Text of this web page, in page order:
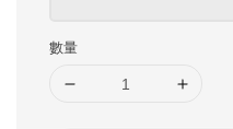
數量